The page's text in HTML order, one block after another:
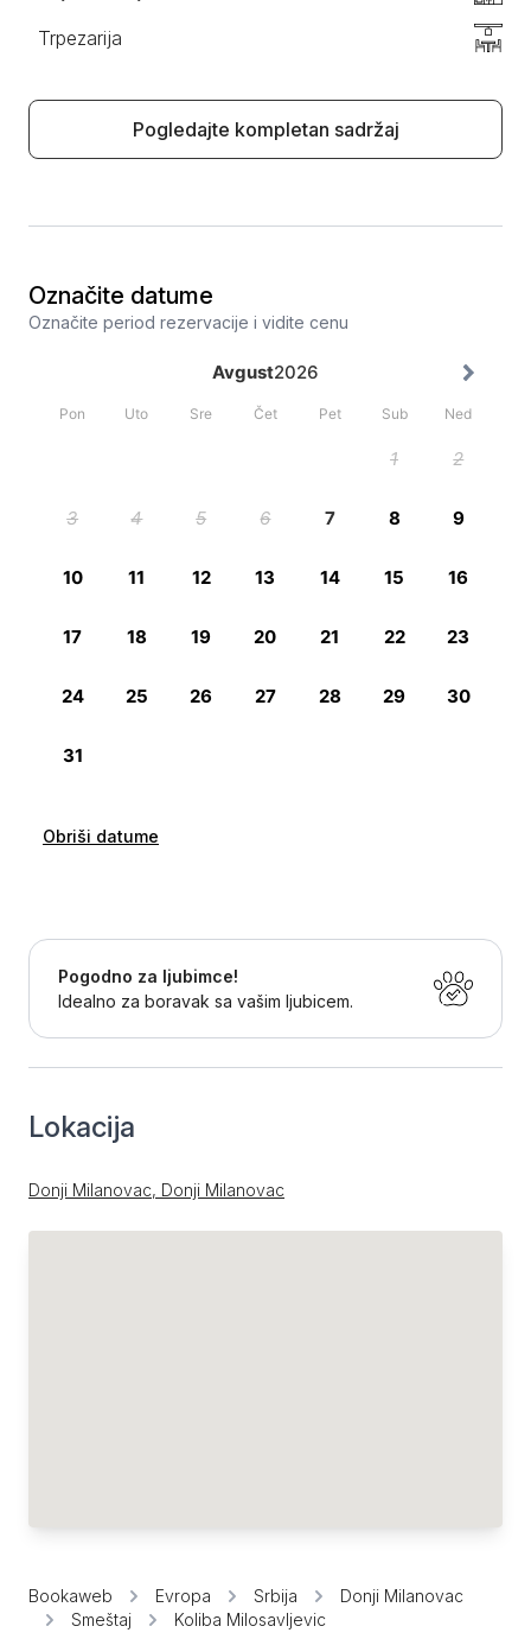
Trpezarija
Pogledajte kompletan sadržaj
Označite datume
Označite period rezervacije i vidite cenu
Obriši datume
Pogodno za ljubimce!
Idealno za boravak sa vašim ljubicem.
Lokacija
Donji Milanovac, Donji Milanovac
Bookaweb Evropa Srbija
Donji Milanovac
Smeštaj
Koliba Milosavljevic